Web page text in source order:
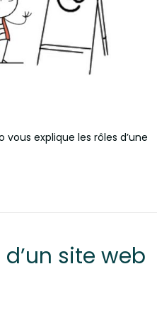
explique les rôles d’une
site web